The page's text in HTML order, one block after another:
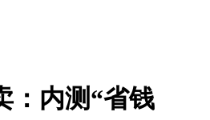
：内测“省钱